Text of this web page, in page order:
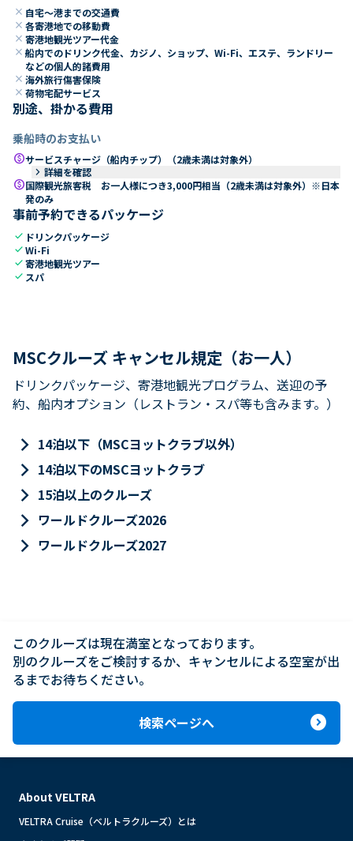
close 自宅～港までの交通費
close 各寄港地での移動費
close 寄港地観光ツアー代金
close 船内でのドリンク代金、カジノ、ショップ、Wi-Fi、エステ、ランドリー
などの個人的諸費用
close 海外旅行傷害保険
close 荷物宅配サービス
別途、掛かる費用
乗船時のお支払い
paidサービスチャージ（船内チップ）（2歳未満は対象外）
keyboard_arrow_right 詳細を確認
paid国際観光旅客税 お一人様につき3,000円相当（2歳未満は対象外）※日本
発のみ
事前予約できるパッケージ
check ドリンクパッケージ
checkWi-Fi
check寄港地観光ツアー
check スパ
MSCクルーズ キャンセル規定（お一人）
ドリンクパッケージ、寄港地観光プログラム、送迎の予
約、船内オプション（レストラン・スパ等も含みます。）
keyboard_arrow_right 14泊以下（MSCヨットクラブ以外）
keyboard_arrow_right 14泊以下のMSCヨットクラブ
keyboard_arrow_right 15泊以上のクルーズ
keyboard_arrow_right ワールドクルーズ2026
keyboard_arrow_right ワールドクルーズ2027
このクルーズは現在満室となっております。
別のクルーズをご検討するか、キャンセルによる空室が出
るまでお待ちください。
検索ページへ expand_circle_right
About VELTRA
VELTRA Cruise（ベルトラクルーズ）とは